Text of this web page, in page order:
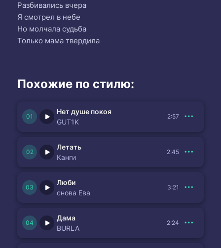
Разбивались вчера
Я смотрел в небе
Но молчала судьба
Только мама твердила
Похожие по стилю:
Нет душе покоя
GUT1K
2:57
Летать
Канги
2:45
Люби
снова Ева
3:21
Дама
BURLA
2:24